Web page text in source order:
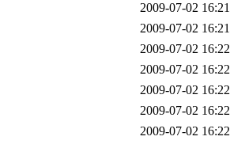
2009-07-02 16:21
2009-07-02 16:21
2009-07-02 16:22
2009-07-02 16:22
2009-07-02 16:22
2009-07-02 16:22
2009-07-02 16:22